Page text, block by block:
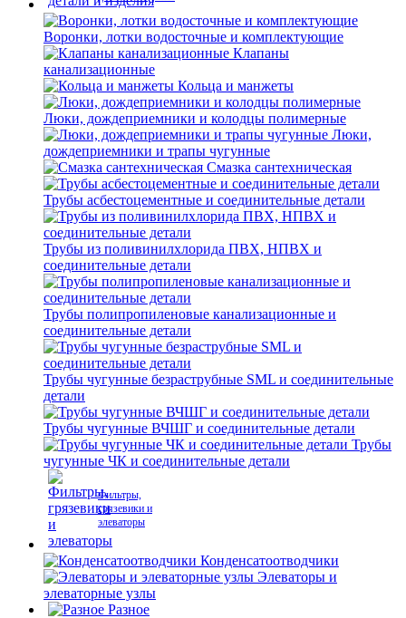
Воронки, лотки водосточные и комплектующие
Клапаны
канализационные
Кольца и манжеты
Люки, дождеприемники и колодцы полимерные
Люки,
дождеприемники и трапы чугунные
Смазка сантехническая
Трубы асбестоцементные и соединительные детали
Трубы из поливинилхлорида ПВХ, НПВХ и
соединительные детали
Трубы полипропиленовые канализационные и
соединительные детали
Трубы чугунные безраструбные SML и соединительные
детали
Трубы чугунные ВЧШГ и соединительные детали
Трубы
чугунные ЧК и соединительные детали
Фильтры,
грязевики и
элеваторы
Конденсатоотводчики
Элеваторы и
элеваторные узлы
Разное